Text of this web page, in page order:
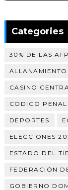
Categories
30% DE LAS AFP
ALLANAMIENTO
CASINO
CODIGO PENAL
DEPORTES
ELECCIONES
ESTADO DEL
FEDERACIÓN
GOBIERNO